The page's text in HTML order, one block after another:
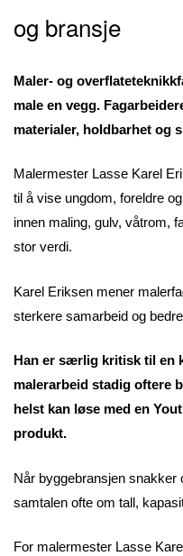
og bransje
Maler- og
male en vegg.
materialer, holdbarhet og
Malermester Lasse Karel
til å vise ungdom, foreldre
innen maling, gulv, våtrom,
stor verdi.
Karel Eriksen mener
sterkere samarbeid og
Han er særlig kritisk til en
malerarbeid stadig oftere
helst kan løse med en
produkt.
Når byggebransjen snakker
samtalen ofte om tall,
For malermester Lasse